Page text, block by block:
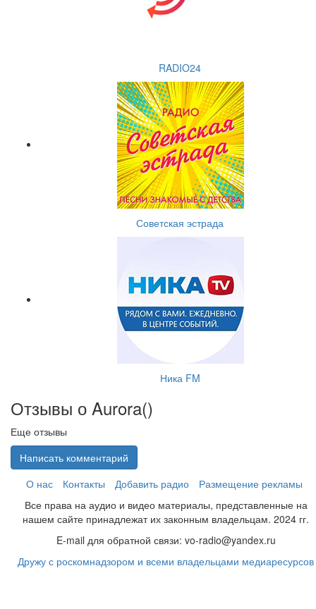
RADIO24
Советская эстрада
Ника FM
Отзывы о Aurora()
Еще отзывы
Написать комментарий
О нас
Контакты Добавить радио
Размещение рекламы
Все права на аудио и видео материалы, представленные на
нашем сайте принадлежат их законным владельцам. 2024 гг.
E-mail для обратной связи: vo-radio@yandex.ru
Дружу с роскомнадзором и всеми владельцами медиаресурсов